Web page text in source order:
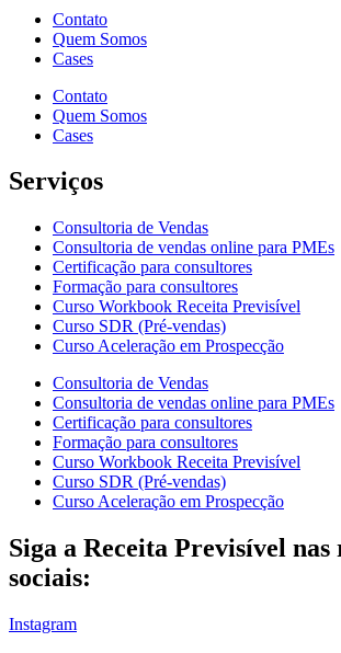
Contato
Quem Somos
Cases
Contato
Quem Somos
Cases
Serviços
Consultoria de Vendas
Consultoria de vendas online para PMEs
Certificação para consultores
Formação para consultores
Curso Workbook Receita Previsível
Curso SDR (Pré-vendas)
Curso Aceleração em Prospecção
Consultoria de Vendas
Consultoria de vendas online para PMEs
Certificação para consultores
Formação para consultores
Curso Workbook Receita Previsível
Curso SDR (Pré-vendas)
Curso Aceleração em Prospecção
Siga a Receita Previsível nas
sociais:
Instagram